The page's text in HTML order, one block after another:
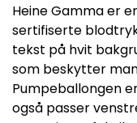
Heine Gamma er
sertifiserte
tekst på hvit
som beskytter
Pumpeballongen
også passer